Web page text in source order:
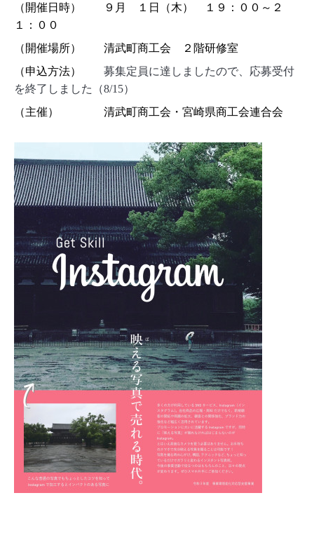
（開催日時） ９月 １日（木） １９：００～２
１：００
（開催場所） 清武町商工会 ２階研修室
（申込方法） 募集定員に達しましたので、応募受付
を終了しました（8/15）
（主催） 清武町商工会・宮崎県商工会連合会